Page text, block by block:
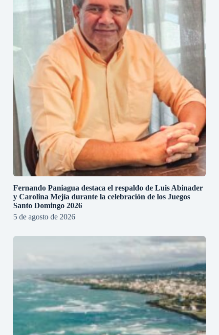
Fernando Paniagua destaca el respaldo de Luis Abinader
y Carolina Mejía durante la celebración de los Juegos
Santo Domingo 2026
5 de agosto de 2026